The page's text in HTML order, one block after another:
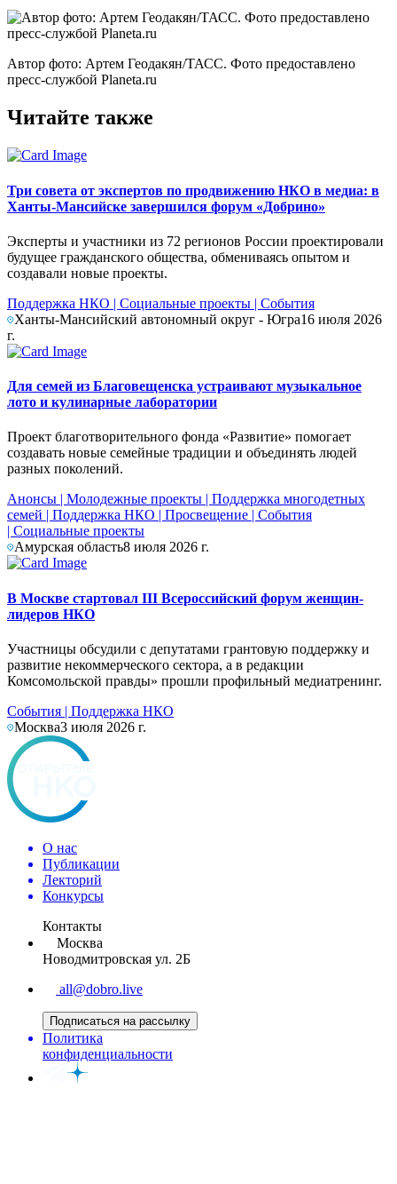
Автор фото: Артем Геодакян/ТАСС. Фото предоставлено
пресс-службой Planeta.ru
Читайте также
Три совета от экспертов по продвижению НКО в медиа: в
Ханты-Мансийске завершился форум «Добрино»
Эксперты и участники из 72 регионов России проектировали
будущее гражданского общества, обмениваясь опытом и
создавали новые проекты.
Поддержка НКО | Социальные проекты | События
Ханты-Мансийский автономный округ - Югра16 июля 2026
г.
Для семей из Благовещенска устраивают музыкальное
лото и кулинарные лаборатории
Проект благотворительного фонда «Развитие» помогает
создавать новые семейные традиции и объединять людей
разных поколений.
Анонсы | Молодежные проекты | Поддержка многодетных
семей | Поддержка НКО | Просвещение | События
| Социальные проекты
Амурская область8 июля 2026 г.
В Москве стартовал III Всероссийский форум женщин-
лидеров НКО
Участницы обсудили с депутатами грантовую поддержку и
развитие некоммерческого сектора, а в редакции
Комсомольской правды» прошли профильный медиатренинг.
События | Поддержка НКО
Москва3 июля 2026 г.
О нас
Публикации
Лекторий
Конкурсы
Контакты
Москва
Новодмитровская ул. 2Б
all@dobro.live
Подписаться на рассылку
Политика
конфиденциальности